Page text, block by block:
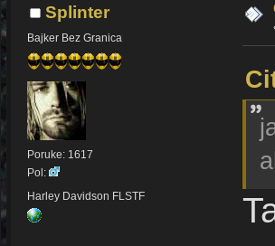
Splinter
Bajker Bez Granica
Poruke: 1617
Pol:
Harley Davidson FLSTF